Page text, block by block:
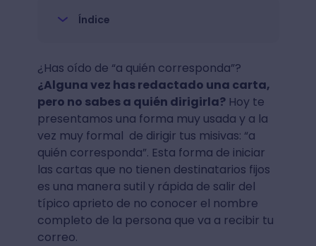
Índice
¿Has oído de “a quién corresponda”?
¿Alguna vez has redactado una carta,
pero no sabes a quién dirigirla?Hoy te
presentamos una forma muy usada y a la
vez muy formal de dirigir tus misivas: “a
quién corresponda”. Esta forma de iniciar
las cartas que no tienen destinatarios fijos
es una manera sutil y rápida de salir del
típico aprieto de no conocer el nombre
completo de la persona que va a recibir tu
correo.